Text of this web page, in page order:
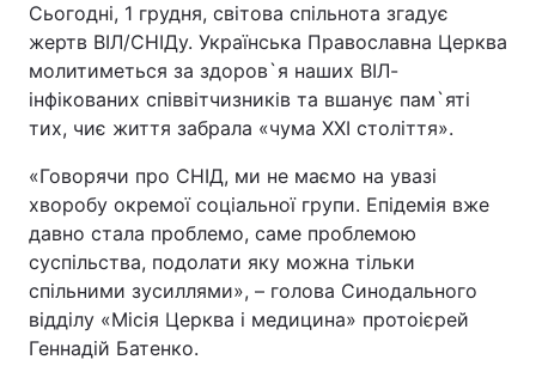
Сьогодні, 1 грудня, світова спільнота згадує
жертв ВІЛ/СНІДу. Українська Православна Церква
молитиметься за здоров`я наших ВІЛ-
інфікованих співвітчизників та вшанує пам`яті
тих, чиє життя забрала «чума ХХІ століття».
«Говорячи про СНІД, ми не маємо на увазі
хворобу окремої соціальної групи. Епідемія вже
давно стала проблемо, саме проблемою
суспільства, подолати яку можна тільки
спільними зусиллями», – голова Синодального
відділу «Місія Церква і медицина» протоієрей
Геннадій Батенко.